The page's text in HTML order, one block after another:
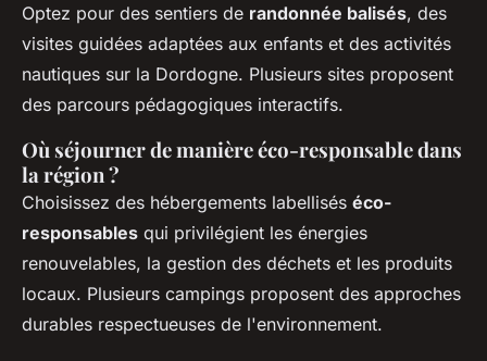
Optez pour des sentiers de randonnée balisés, des
visites guidées adaptées aux enfants et des activités
nautiques sur la Dordogne. Plusieurs sites proposent
des parcours pédagogiques interactifs.
Où séjourner de manière éco-responsable dans
la région ?
Choisissez des hébergements labellisés éco-
responsables qui privilégient les énergies
renouvelables, la gestion des déchets et les produits
locaux. Plusieurs campings proposent des approches
durables respectueuses de l'environnement.